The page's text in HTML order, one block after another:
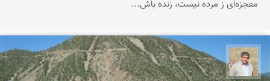
معجزه‌ای ز مرده نیست، زنده باش...
محمد غریب معاذی نژاد